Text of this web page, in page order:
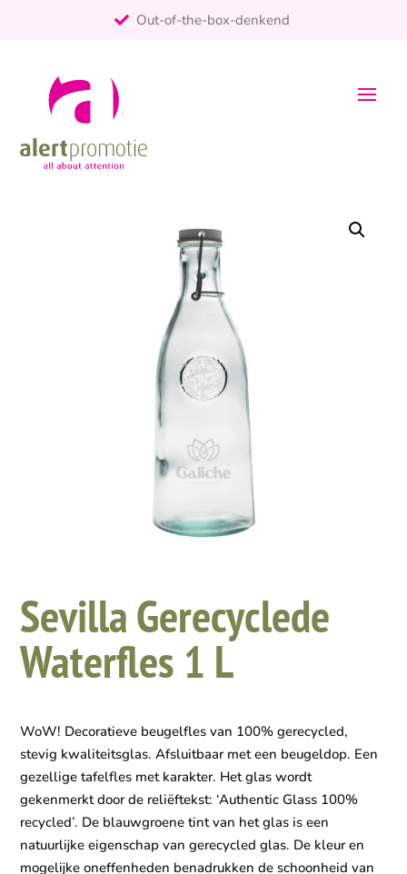
Out-of-the-box-denkend
Sevilla Gerecyclede
Waterfles 1 L
WoW! Decoratieve beugelfles van 100% gerecycled,
stevig kwaliteitsglas. Afsluitbaar met een beugeldop. Een
gezellige tafelfles met karakter. Het glas wordt
gekenmerkt door de reliëftekst: ‘Authentic Glass 100%
recycled’. De blauwgroene tint van het glas is een
natuurlijke eigenschap van gerecycled glas. De kleur en
mogelijke oneffenheden benadrukken de schoonheid van